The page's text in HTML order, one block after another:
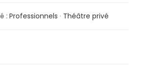
:Professionnels · Théâtre privé